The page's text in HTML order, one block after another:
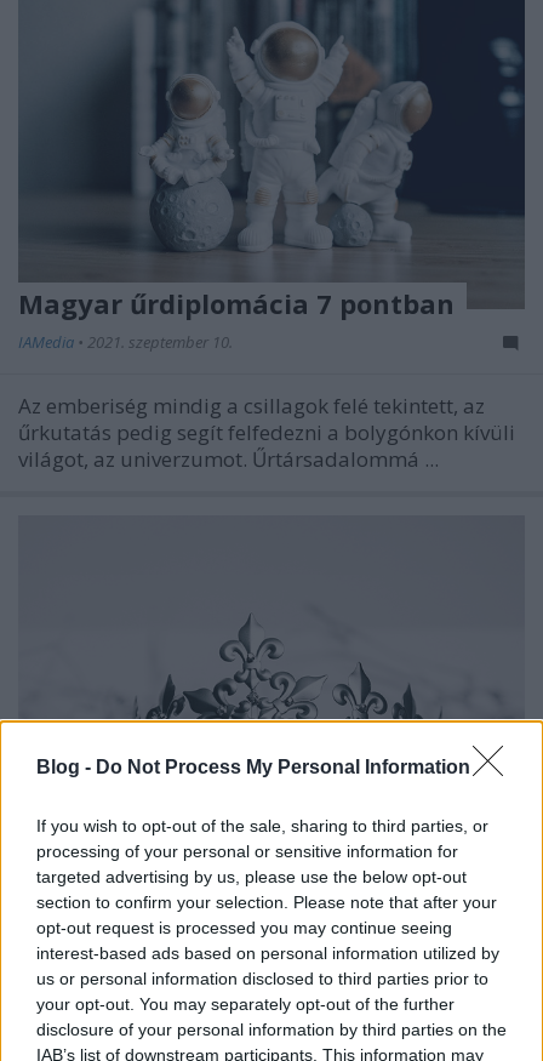
Blog - Do Not Process My Personal Information
If you wish to opt-out of the sale, sharing to third parties, or
processing of your personal or sensitive information for
targeted advertising by us, please use the below opt-out
section to confirm your selection. Please note that after your
opt-out request is processed you may continue seeing
interest-based ads based on personal information utilized by
us or personal information disclosed to third parties prior to
your opt-out. You may separately opt-out of the further
disclosure of your personal information by third parties on the
IAB’s list of downstream participants. This information may
Magyar űrdiplomácia 7 pontban
IAMedia • 2021. szeptember 10.
Az emberiség mindig a csillagok felé tekintett, az
űrkutatás pedig segít felfedezni a bolygónkon kívüli
világot, az univerzumot. Űrtársadalommá ...
Mikor lesz a korona újra az egység
szimbóluma?
IAMedia•2021. április 24.
Történelmi értelemben a korona az egység